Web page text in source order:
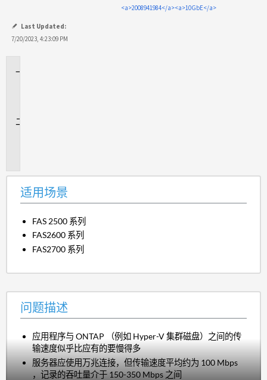
<a>2008941984</a><a>10GbE</a>
Last Updated:
7/20/2023, 4:23:09 PM
适用场景
FAS 2500 系列
FAS2600 系列
FAS2700 系列
问题描述
应用程序与 ONTAP （例如 Hyper-V 集群磁盘）之间的传
输速度似乎比应有的要慢得多
服务器应使用万兆连接，但传输速度平均约为 100 Mbps
，记录的吞吐量介于 150-350 Mbps 之间